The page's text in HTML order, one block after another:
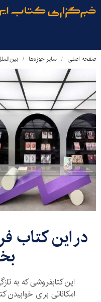
صفحه اصلی سایر حوزه‌ها
در این کتاب
این کتابفروشی که به
امکاناتی برای خوابیدن